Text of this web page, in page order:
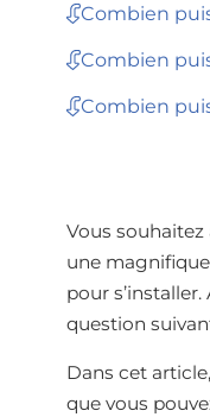
Combien
Combien
Combien
Vous
une
pour
question
Dans cet
que vous